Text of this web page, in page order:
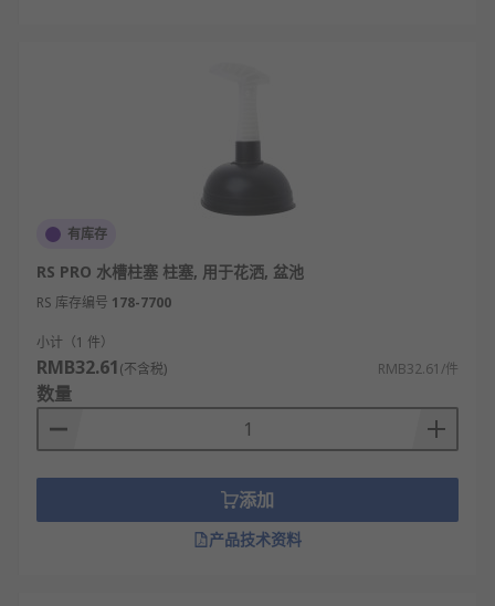
管道疏通工具的特点
机械式工具通常见效快，但对操作技巧有一定
要求，且可能对旧管道造成损伤。
化学疏通剂使用方便，但可能腐蚀管道，并对
环境造成污染，需要谨慎使用。
但对操作安全和设备要求较高。
现代疏通工具越来越注重专业化和智能化，如
内窥镜与疏通机的结合使用。
不同工具各有其适用范围，需要根据堵塞物的
性质和管道类型选择合适的工具。
专业疏通工具通常功率大、效率高，但需要经
过培训才能安全有效地操作。
有库存
RS PRO 水槽柱塞 柱塞, 用于花洒, 盆池
RS 库存编号 178-7700
小计（1 件）
RMB32.61(不含税) RMB32.61/件
数量
添加
产品技术资料